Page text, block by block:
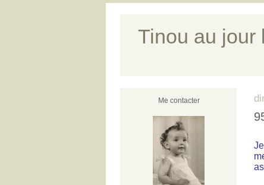
Tinou au jour
Me contacter